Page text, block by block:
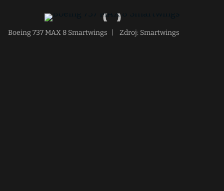
Boeing 737 MAX 8 Smartwings Zdroj: Smartwings